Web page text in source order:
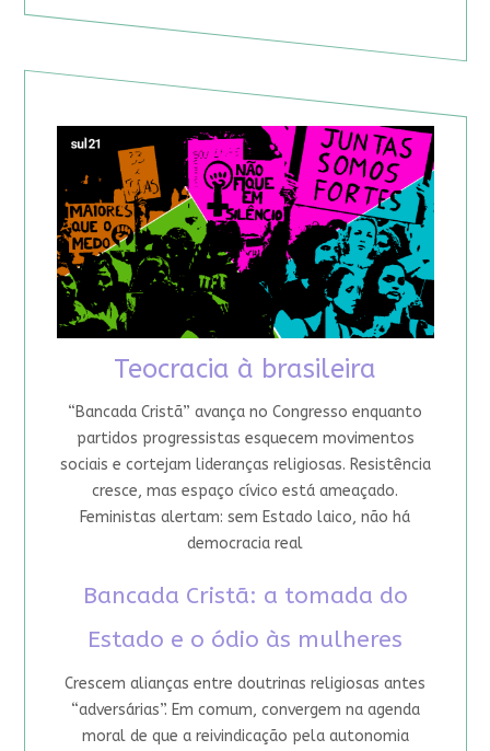
Teocracia à brasileira
“Bancada Cristã” avança no Congresso enquanto
partidos progressistas esquecem movimentos
sociais e cortejam lideranças religiosas. Resistência
cresce, mas espaço cívico está ameaçado.
Feministas alertam: sem Estado laico, não há
democracia real
Bancada Cristã: a tomada do
Estado e o ódio às mulheres
Crescem alianças entre doutrinas religiosas antes
“adversárias”. Em comum, convergem na agenda
moral de que a reivindicação pela autonomia